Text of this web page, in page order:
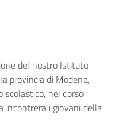
del nostro Istituto
provincia di Modena,
scolastico, nel corso
incontrerà i giovani della